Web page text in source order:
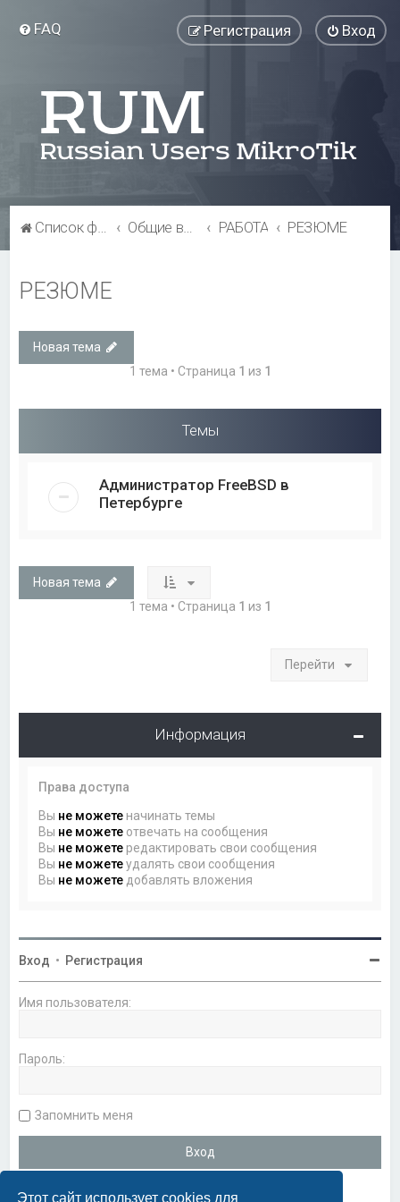
Этот сайт использует cookies для
FAQ Вход
Регистрация
Список форумов Общие вопросы РАБОТА РЕЗЮМЕ
РЕЗЮМЕ
Новая тема
1 тема • Страница 1 из 1
Темы
Администратор FreeBSD в
Петербурге
Новая тема
1 тема • Страница 1 из 1
Перейти
Информация
Права доступа
Вы не можете начинать темы
Вы не можете отвечать на сообщения
Вы не можете редактировать свои сообщения
Вы не можетеудалять свои сообщения
Вы не можете добавлять вложения
Вход • Регистрация
Имя пользователя:
Пароль:
Запомнить меня